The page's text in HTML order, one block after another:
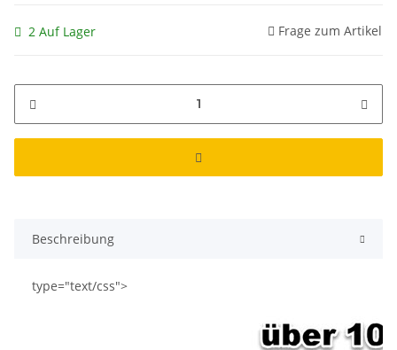
2 Auf Lager Frage zum Artikel
Beschreibung
type="text/css">